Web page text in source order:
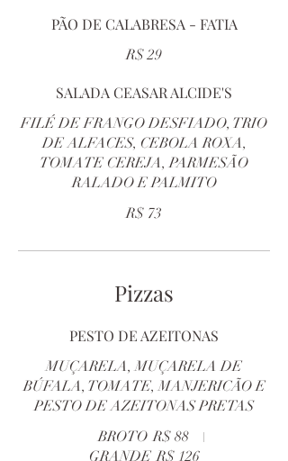
PÃO DE CALABRESA - FATIA
R$ 29
SALADA CEASAR ALCIDE'S
FILÉ DE FRANGO DESFIADO, TRIO
DE ALFACES, CEBOLA ROXA,
TOMATE CEREJA, PARMESÃO
RALADO E PALMITO
R$ 73
Pizzas
PESTO DE AZEITONAS
MUÇARELA, MUÇARELA DE
BÚFALA, TOMATE, MANJERICÃO E
PESTO DE AZEITONAS PRETAS
BROTO R$ 88
GRANDE R$ 126